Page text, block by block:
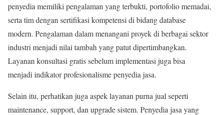
penyedia memiliki pengalaman yang terbukti, portofolio memadai,
serta tim dengan sertifikasi kompetensi di bidang database
modern. Pengalaman dalam menangani proyek di berbagai sektor
industri menjadi nilai tambah yang patut dipertimbangkan.
Layanan konsultasi gratis sebelum implementasi juga bisa
menjadi indikator profesionalisme penyedia jasa.
Selain itu, perhatikan juga aspek layanan purna jual seperti
maintenance, support, dan upgrade sistem. Penyedia jasa yang